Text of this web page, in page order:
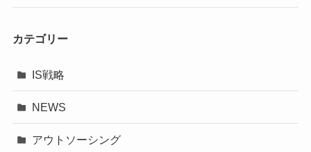
カテゴリー
IS戦略
NEWS
アウトソーシング